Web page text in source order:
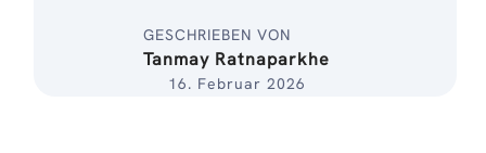
GESCHRIEBEN VON
Tanmay Ratnaparkhe
16. Februar 2026